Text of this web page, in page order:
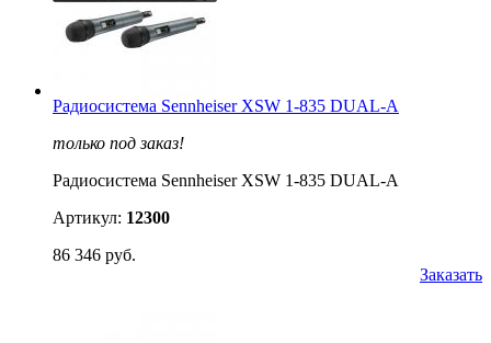
Радиосистема Sennheiser XSW 1-835 DUAL-A
только под заказ!
Радиосистема Sennheiser XSW 1-835 DUAL-A
Артикул: 12300
86 346 руб.
Заказать